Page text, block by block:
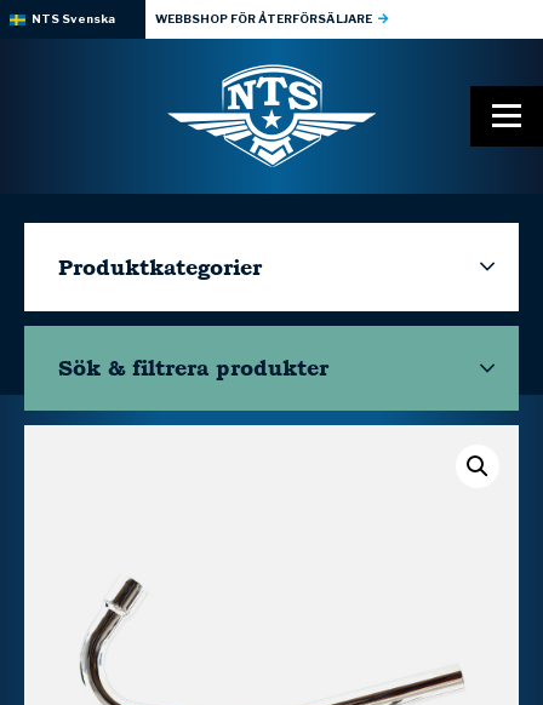
NTS Svenska WEBBSHOP FÖR ÅTERFÖRSÄLJARE
Produktkategorier
Sök & filtrera produkter